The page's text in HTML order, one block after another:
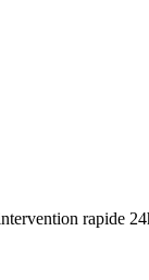
rapide